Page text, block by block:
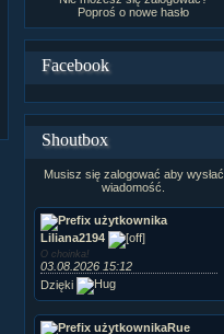
Poproś o nowe hasło
Facebook
Shoutbox
Musisz się zalogować aby wysłać
wiadomość.
Liliana2194
O choinka!
03.08.2026 15:12
Dzięki
Rue